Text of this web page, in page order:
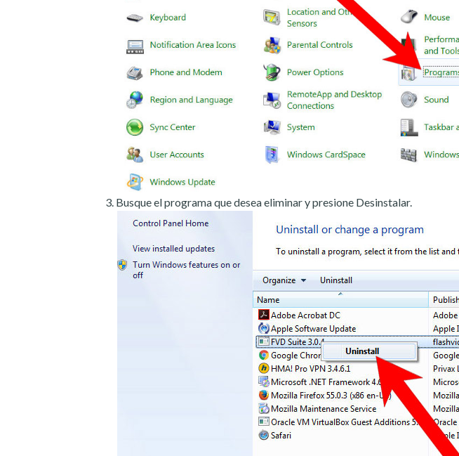
Busque el programa que desea eliminar y presione Desinstalar.